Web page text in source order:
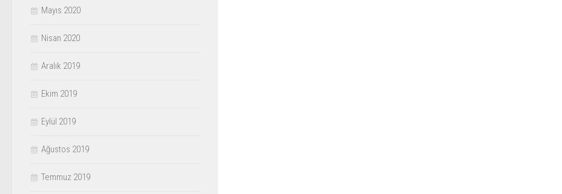
Mayıs 2020
Nisan 2020
Aralık 2019
Ekim 2019
Eylül 2019
Ağustos 2019
Temmuz 2019